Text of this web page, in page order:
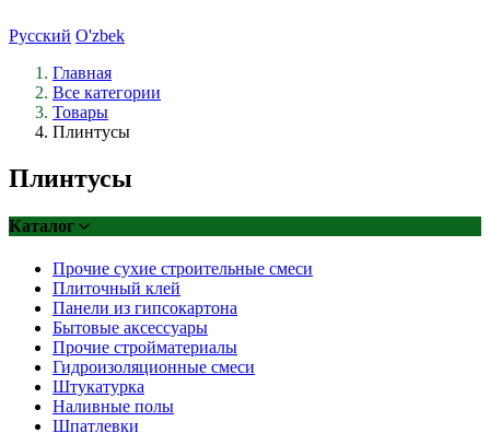
Русский O'zbek
Главная
Все категории
Товары
Плинтусы
Плинтусы
Каталог
Прочие сухие строительные смеси
Плиточный клей
Панели из гипсокартона
Бытовые аксессуары
Прочие стройматериалы
Гидроизоляционные смеси
Штукатурка
Наливные полы
Шпатлевки